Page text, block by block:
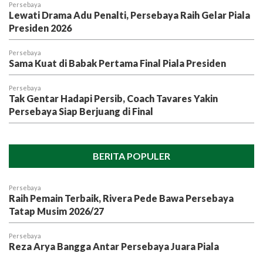
Persebaya
Lewati Drama Adu Penalti, Persebaya Raih Gelar Piala
Presiden 2026
Persebaya
Sama Kuat di Babak Pertama Final Piala Presiden
Persebaya
Tak Gentar Hadapi Persib, Coach Tavares Yakin
Persebaya Siap Berjuang di Final
BERITA POPULER
Persebaya
Raih Pemain Terbaik, Rivera Pede Bawa Persebaya
Tatap Musim 2026/27
Persebaya
Reza Arya Bangga Antar Persebaya Juara Piala